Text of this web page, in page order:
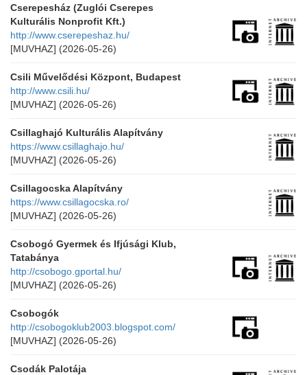
Cserepesház (Zuglói Cserepes
Kulturális Nonprofit Kft.)
http://www.cserepeshaz.hu/
[MUVHAZ] (2026-05-26)
Csili Művelődési Központ, Budapest
http://www.csili.hu/
[MUVHAZ] (2026-05-26)
Csillaghajó Kulturális Alapítvány
https://www.csillaghajo.hu/
[MUVHAZ] (2026-05-26)
Csillagocska Alapítvány
https://www.csillagocska.ro/
[MUVHAZ] (2026-05-26)
Csobogó Gyermek és Ifjúsági Klub,
Tatabánya
http://csobogo.gportal.hu/
[MUVHAZ] (2026-05-26)
Csobogók
http://csobogoklub2003.blogspot.com/
[MUVHAZ] (2026-05-26)
Csodák Palotája